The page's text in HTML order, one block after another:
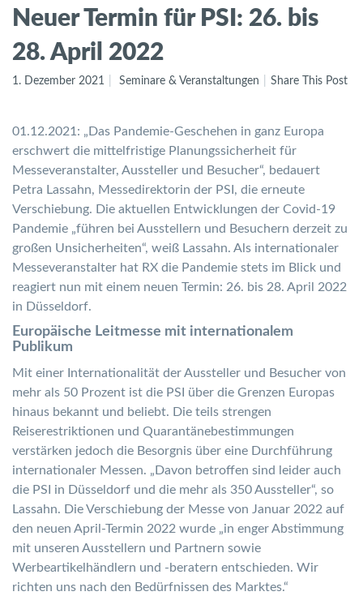
Neuer Termin für PSI: 26. bis
28. April 2022
1. Dezember 2021 Seminare & Veranstaltungen Share This Post
01.12.2021: „Das Pandemie-Geschehen in ganz Europa
erschwert die mittelfristige Planungssicherheit für
Messeveranstalter, Aussteller und Besucher“, bedauert
Petra Lassahn, Messedirektorin der PSI, die erneute
Verschiebung. Die aktuellen Entwicklungen der Covid-19
Pandemie „führen bei Ausstellern und Besuchern derzeit zu
großen Unsicherheiten“, weiß Lassahn. Als internationaler
Messeveranstalter hat RX die Pandemie stets im Blick und
reagiert nun mit einem neuen Termin: 26. bis 28. April 2022
in Düsseldorf.
Europäische Leitmesse mit internationalem
Publikum
Mit einer Internationalität der Aussteller und Besucher von
mehr als 50 Prozent ist die PSI über die Grenzen Europas
hinaus bekannt und beliebt. Die teils strengen
Reiserestriktionen und Quarantänebestimmungen
verstärken jedoch die Besorgnis über eine Durchführung
internationaler Messen. „Davon betroffen sind leider auch
die PSI in Düsseldorf und die mehr als 350 Aussteller“, so
Lassahn. Die Verschiebung der Messe von Januar 2022 auf
den neuen April-Termin 2022 wurde „in enger Abstimmung
mit unseren Ausstellern und Partnern sowie
Werbeartikelhändlern und -beratern entschieden. Wir
richten uns nach den Bedürfnissen des Marktes.“